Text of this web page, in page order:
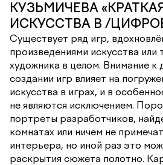
КУЗЬМИЧЕВА
ИСКУССТВА В /
Существует ряд игр,
произведениями искусства или
художника в целом. Внимание к
создании игр влияет на
искусства в играх, и в
не являются исключением.
портреты разработчиков,
комнатах или ничем не
интерьера, но иной раз это
раскрытия сюжета полотно.